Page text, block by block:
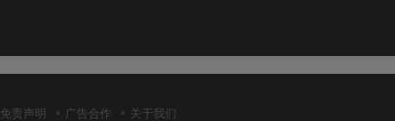
免责声明 广告合作 关于我们